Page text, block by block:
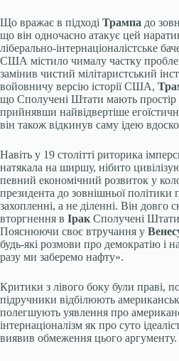
Що вражає в підході Трампа до
що він одночасно атакує цей
ліберально-інтернаціоналістське
США містило чималу частку
замінив чистий мілітаристський
войовничу версію історії США,
що Сполучені Штати мають
прийнявши найвідвертіше
він також відкинув саму ідею
Навіть у 19 столітті риторика
натякала на ширшу, нібито
певний економічний розвиток у
президента до зовнішньої
захопленні, а не діленні. Він довго
вторгнення в Ірак Сполучені
Пояснюючи своє втручання у
будь-які розмови про демократію і
разу ми заберемо нафту».
Критики з лівого боку були праві,
підручники відбілюють
полегшують уявлення про
інтернаціоналізм як про суто
виявив обмеження цього аргументу.